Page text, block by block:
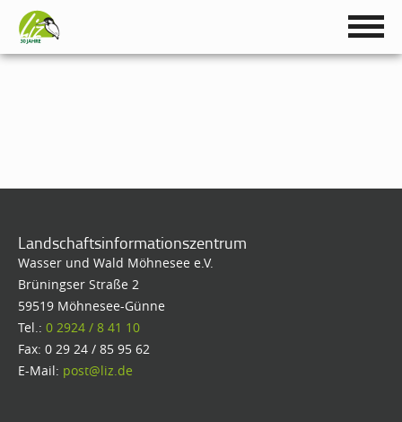
Landschaftsinformationszentrum
Wasser und Wald Möhnesee e.V.
Brüningser Straße 2
59519 Möhnesee-Günne
Tel.: 0 2924 / 8 41 10
Fax: 0 29 24 / 85 95 62
E-Mail: post@liz.de